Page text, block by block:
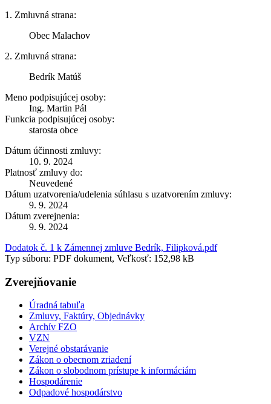
1. Zmluvná strana:
Obec Malachov
2. Zmluvná strana:
Bedrík Matúš
Meno podpisujúcej osoby:
Ing. Martin Pál
Funkcia podpisujúcej osoby:
starosta obce
Dátum účinnosti zmluvy:
10. 9. 2024
Platnosť zmluvy do:
Neuvedené
Dátum uzatvorenia/udelenia súhlasu s uzatvorením zmluvy:
9. 9. 2024
Dátum zverejnenia:
9. 9. 2024
Dodatok č. 1 k Zámennej zmluve Bedrík, Filipková.pdf
Typ súboru: PDF dokument, Veľkosť: 152,98 kB
Zverejňovanie
Úradná tabuľa
Zmluvy, Faktúry, Objednávky
Archív FZO
VZN
Verejné obstarávanie
Zákon o obecnom zriadení
Zákon o slobodnom prístupe k informáciám
Hospodárenie
Odpadové hospodárstvo